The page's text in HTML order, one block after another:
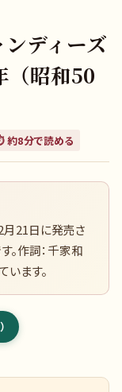
ディーズ
（昭和50
約8分で読める
月21日に発売さ
。作詞：千家和
います。